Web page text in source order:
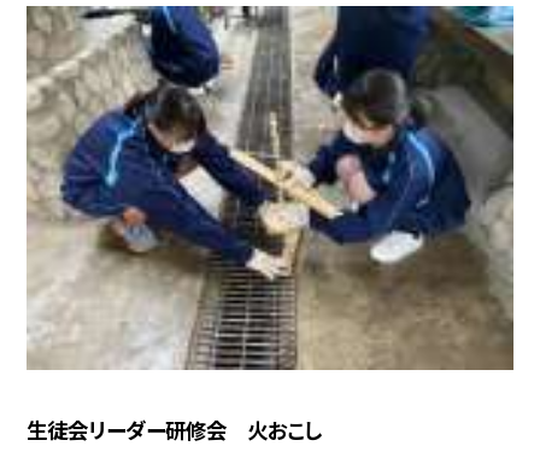
生徒会リーダー研修会 火おこし